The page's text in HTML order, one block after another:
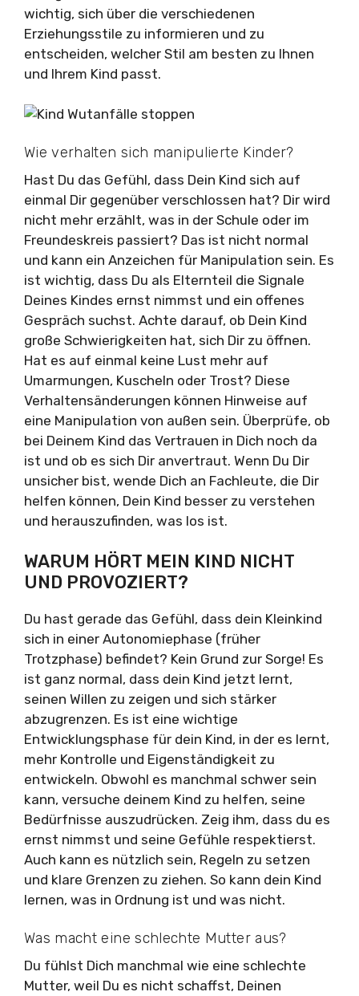
wichtig, sich über die verschiedenen
Erziehungsstile zu informieren und zu
entscheiden, welcher Stil am besten zu Ihnen
und Ihrem Kind passt.
Wie verhalten sich manipulierte Kinder?
Hast Du das Gefühl, dass Dein Kind sich auf
einmal Dir gegenüber verschlossen hat? Dir wird
nicht mehr erzählt, was in der Schule oder im
Freundeskreis passiert? Das ist nicht normal
und kann ein Anzeichen für Manipulation sein. Es
ist wichtig, dass Du als Elternteil die Signale
Deines Kindes ernst nimmst und ein offenes
Gespräch suchst. Achte darauf, ob Dein Kind
große Schwierigkeiten hat, sich Dir zu öffnen.
Hat es auf einmal keine Lust mehr auf
Umarmungen, Kuscheln oder Trost? Diese
Verhaltensänderungen können Hinweise auf
eine Manipulation von außen sein. Überprüfe, ob
bei Deinem Kind das Vertrauen in Dich noch da
ist und ob es sich Dir anvertraut. Wenn Du Dir
unsicher bist, wende Dich an Fachleute, die Dir
helfen können, Dein Kind besser zu verstehen
und herauszufinden, was los ist.
WARUM HÖRT MEIN KIND NICHT
UND PROVOZIERT?
Du hast gerade das Gefühl, dass dein Kleinkind
sich in einer Autonomiephase (früher
Trotzphase) befindet? Kein Grund zur Sorge! Es
ist ganz normal, dass dein Kind jetzt lernt,
seinen Willen zu zeigen und sich stärker
abzugrenzen. Es ist eine wichtige
Entwicklungsphase für dein Kind, in der es lernt,
mehr Kontrolle und Eigenständigkeit zu
entwickeln. Obwohl es manchmal schwer sein
kann, versuche deinem Kind zu helfen, seine
Bedürfnisse auszudrücken. Zeig ihm, dass du es
ernst nimmst und seine Gefühle respektierst.
Auch kann es nützlich sein, Regeln zu setzen
und klare Grenzen zu ziehen. So kann dein Kind
lernen, was in Ordnung ist und was nicht.
Was macht eine schlechte Mutter aus?
Du fühlst Dich manchmal wie eine schlechte
Mutter, weil Du es nicht schaffst, Deinen